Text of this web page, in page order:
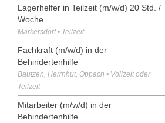
Lagerhelfer in Teilzeit (m/w/d) 20 Std. /
Woche
Markersdorf • Teilzeit
Fachkraft (m/w/d) in der
Behindertenhilfe
Bautzen, Herrnhut, Oppach • Vollzeit oder
Teilzeit
Mitarbeiter (m/w/d) in der
Behindertenhilfe